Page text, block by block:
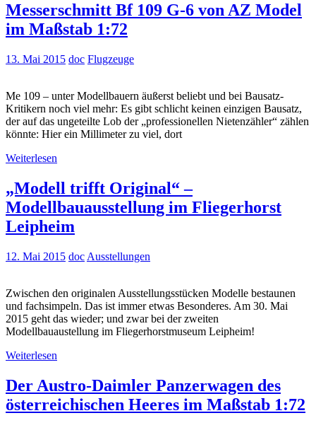
Messerschmitt Bf 109 G-6 von AZ Model
im Maßstab 1:72
13. Mai 2015 doc Flugzeuge
Me 109 – unter Modellbauern äußerst beliebt und bei Bausatz-
Kritikern noch viel mehr: Es gibt schlicht keinen einzigen Bausatz,
der auf das ungeteilte Lob der „professionellen Nietenzähler“ zählen
könnte: Hier ein Millimeter zu viel, dort
Weiterlesen
„Modell trifft Original“ –
Modellbauausstellung im Fliegerhorst
Leipheim
12. Mai 2015 doc Ausstellungen
Zwischen den originalen Ausstellungsstücken Modelle bestaunen
und fachsimpeln. Das ist immer etwas Besonderes. Am 30. Mai
2015 geht das wieder; und zwar bei der zweiten
Modellbauaustellung im Fliegerhorstmuseum Leipheim!
Weiterlesen
Der Austro-Daimler Panzerwagen des
österreichischen Heeres im Maßstab 1:72